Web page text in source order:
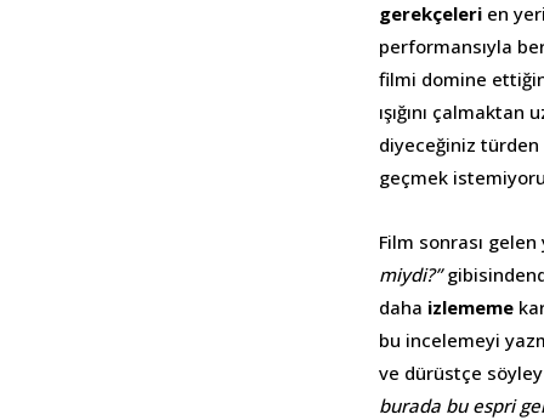
gerekçeleri en
performansıyla
filmi domine
ışığını
diyeceğiniz türden
geçmek
Film sonrası
miydi?”
daha izlememe
bu incelemeyi
ve dürüstçe
burada bu espri